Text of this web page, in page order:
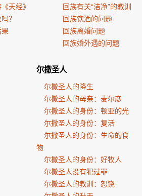
天经》
？
回族有关“洁净”的教训
回族饮酒的问题
回族离婚问题
回族婚外遇的问题
尔撒圣人
尔撒圣人的降生
尔撒圣人的母亲：麦尔彦
尔撒圣人的身份：顿亚的光
尔撒圣人的身份：复活
尔撒圣人的身份：生命的食
物
尔撒圣人的身份：好牧人
尔撒圣人没有犯过罪
尔撒圣人的教训：恕饶